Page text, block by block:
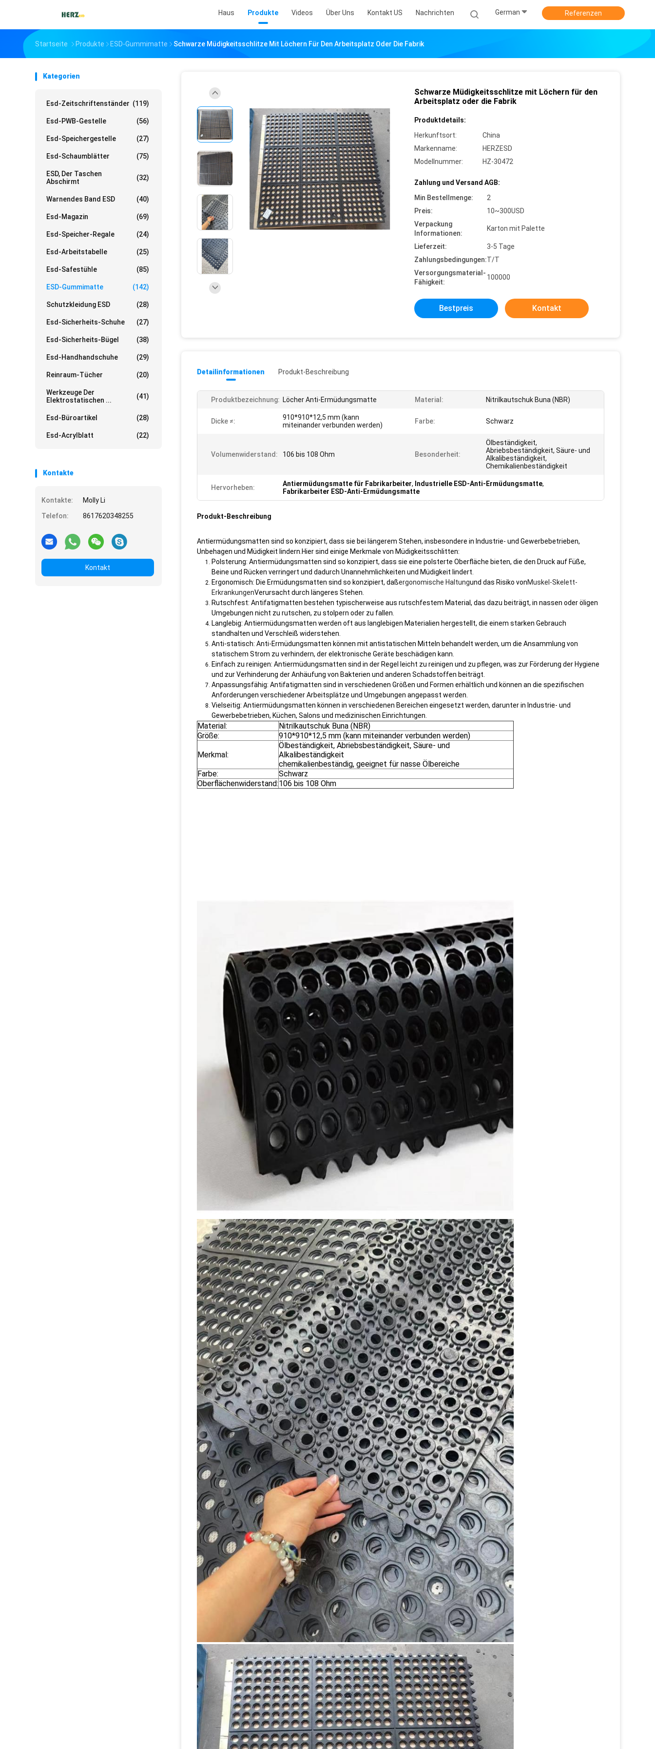
Haus Produkte Videos Über Uns Kontakt US Nachrichten German Referenzen
Startseite Produkte ESD-Gummimatte Schwarze Müdigkeitsschlitze Mit Löchern Für Den Arbeitsplatz Oder Die Fabrik
Kategorien
Esd-Zeitschriftenständer (119)
Esd-PWB-Gestelle (56)
Esd-Speichergestelle (27)
Esd-Schaumblätter (75)
ESD, Der Taschen
Abschirmt
(32)
Warnendes Band ESD (40)
Esd-Magazin (69)
Esd-Speicher-Regale (24)
Esd-Arbeitstabelle (25)
Esd-Safestühle (85)
ESD-Gummimatte (142)
Schutzkleidung ESD (28)
Esd-Sicherheits-Schuhe (27)
Esd-Sicherheits-Bügel (38)
Esd-Handhandschuhe (29)
Reinraum-Tücher (20)
Werkzeuge Der
Elektrostatischen ...
(41)
Esd-Büroartikel (28)
Esd-Acrylblatt (22)
Kontakte
Kontakte:
Molly Li
Telefon:
8617620348255
Kontakt
Schwarze Müdigkeitsschlitze mit Löchern für den
Arbeitsplatz oder die Fabrik
Produktdetails:
Herkunftsort:
China
Markenname:
HERZESD
Modellnummer:
HZ-30472
Zahlung und Versand AGB:
Min Bestellmenge:
2
Preis:
10~300USD
Verpackung
Informationen:
Karton mit Palette
Lieferzeit:
3-5 Tage
Zahlungsbedingungen:T/T
Versorgungsmaterial-
Fähigkeit:
100000
Bestpreis Kontakt
Detailinformationen Produkt-Beschreibung
Produktbezeichnung: Löcher Anti-Ermüdungsmatte Material: Nitrilkautschuk Buna (NBR)
Dicke ≠:
910*910*12,5 mm (kann
miteinander verbunden werden)
Farbe: Schwarz
Volumenwiderstand: 106 bis 108 Ohm Besonderheit:
Ölbeständigkeit,
Abriebsbeständigkeit, Säure- und
Alkalibeständigkeit,
Chemikalienbeständigkeit
Hervorheben: Antiermüdungsmatte für Fabrikarbeiter, Industrielle ESD-Anti-Ermüdungsmatte,
Fabrikarbeiter ESD-Anti-Ermüdungsmatte
Produkt-Beschreibung
Antiermüdungsmatten sind so konzipiert, dass sie bei längerem Stehen, insbesondere in Industrie- und Gewerbebetrieben,
Unbehagen und Müdigkeit lindern.Hier sind einige Merkmale von Müdigkeitsschlitten:
Polsterung: Antiermüdungsmatten sind so konzipiert, dass sie eine polsterte Oberfläche bieten, die den Druck auf Füße,
Beine und Rücken verringert und dadurch Unannehmlichkeiten und Müdigkeit lindert.
Ergonomisch: Die Ermüdungsmatten sind so konzipiert, daßergonomische Haltungund das Risiko vonMuskel-Skelett-
ErkrankungenVerursacht durch längeres Stehen.
Rutschfest: Antifatigmatten bestehen typischerweise aus rutschfestem Material, das dazu beiträgt, in nassen oder öligen
Umgebungen nicht zu rutschen, zu stolpern oder zu fallen.
Langlebig: Antiermüdungsmatten werden oft aus langlebigen Materialien hergestellt, die einem starken Gebrauch
standhalten und Verschleiß widerstehen.
Anti-statisch: Anti-Ermüdungsmatten können mit antistatischen Mitteln behandelt werden, um die Ansammlung von
statischem Strom zu verhindern, der elektronische Geräte beschädigen kann.
Einfach zu reinigen: Antiermüdungsmatten sind in der Regel leicht zu reinigen und zu pflegen, was zur Förderung der Hygiene
und zur Verhinderung der Anhäufung von Bakterien und anderen Schadstoffen beiträgt.
Anpassungsfähig: Antifatigmatten sind in verschiedenen Größen und Formen erhältlich und können an die spezifischen
Anforderungen verschiedener Arbeitsplätze und Umgebungen angepasst werden.
Vielseitig: Antiermüdungsmatten können in verschiedenen Bereichen eingesetzt werden, darunter in Industrie- und
Gewerbebetrieben, Küchen, Salons und medizinischen Einrichtungen.
Material:
Nitrilkautschuk Buna (NBR)
Größe:
910*910*12,5 mm (kann miteinander verbunden werden)
Merkmal:
Ölbeständigkeit, Abriebsbeständigkeit, Säure- und
Alkalibeständigkeit
chemikalienbeständig, geeignet für nasse Ölbereiche
Farbe:
Schwarz
Oberflächenwiderstand:106 bis 108 Ohm